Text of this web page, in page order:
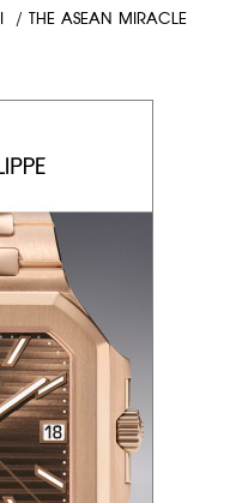
/ THE ASEAN MIRACLE